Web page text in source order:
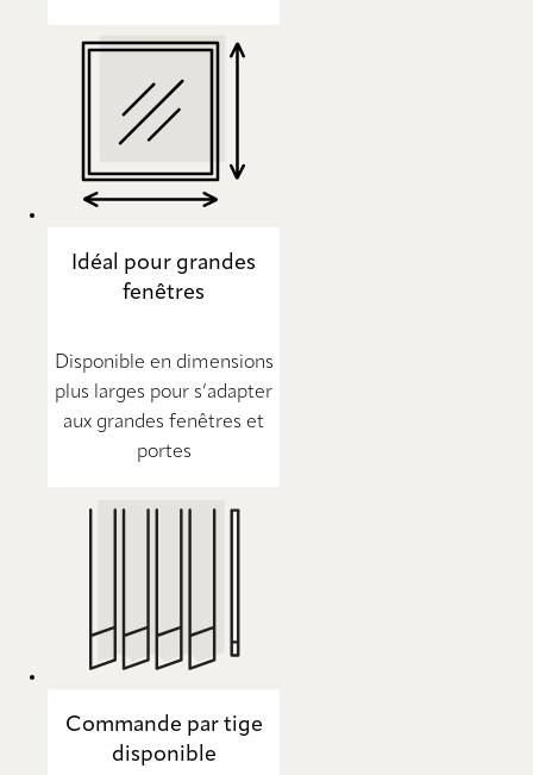
Idéal pour grandes
fenêtres
Disponible en dimensions
plus larges pour s’adapter
aux grandes fenêtres et
portes
Commande par tige
disponible